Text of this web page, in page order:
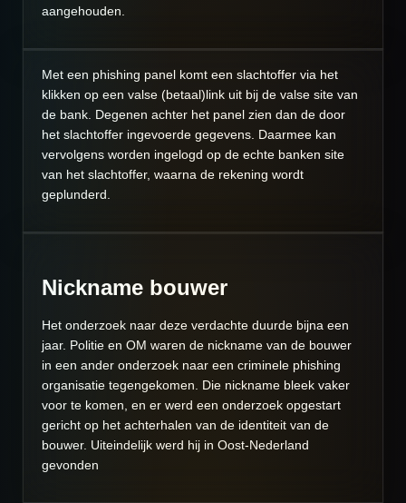
aangehouden.
Met een phishing panel komt een slachtoffer via het
klikken op een valse (betaal)link uit bij de valse site van
de bank. Degenen achter het panel zien dan de door
het slachtoffer ingevoerde gegevens. Daarmee kan
vervolgens worden ingelogd op de echte banken site
van het slachtoffer, waarna de rekening wordt
geplunderd.
Nickname bouwer
Het onderzoek naar deze verdachte duurde bijna een
jaar. Politie en OM waren de nickname van de bouwer
in een ander onderzoek naar een criminele phishing
organisatie tegengekomen. Die nickname bleek vaker
voor te komen, en er werd een onderzoek opgestart
gericht op het achterhalen van de identiteit van de
bouwer. Uiteindelijk werd hij in Oost-Nederland
gevonden